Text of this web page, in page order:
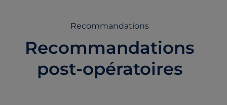
Recommandations
Recommandations
post-opératoires